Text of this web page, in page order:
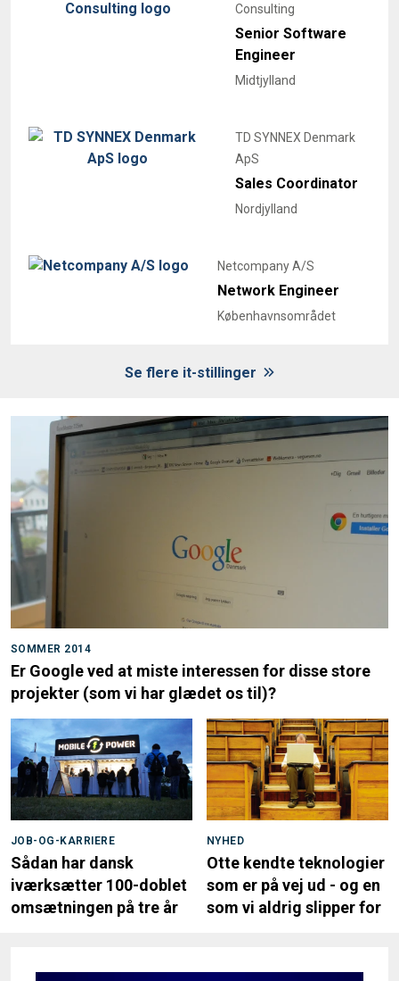
Consulting
Senior Software
Engineer
Midtjylland
TD SYNNEX Denmark
ApS
Sales Coordinator
Nordjylland
Netcompany A/S
Network Engineer
Københavnsområdet
Se flere it-stillinger
SOMMER 2014
Er Google ved at miste interessen for disse store
projekter (som vi har glædet os til)?
JOB-OG-KARRIERE
Sådan har dansk
iværksætter 100-doblet
omsætningen på tre år
NYHED
Otte kendte teknologier
som er på vej ud - og en
som vi aldrig slipper for